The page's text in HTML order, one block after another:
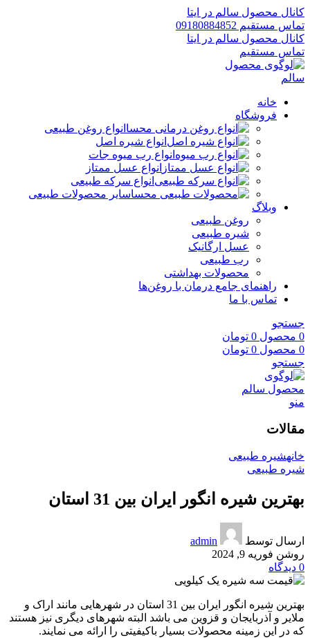
کانال محصول سالم در ایتا
تماس مستقیم 09180884852
کانال محصول سالم در ایتا
تماس مستقیم
خانه
فروشگاه
انواع روغن طبیعی
انواع شیره اصل
انواع رب میوه جات
انواع عسل ممتاز
انواع سرکه طبیعی
سایر محصولات طبیعی
وبلاگ
روغن طبیعی
شیره طبیعی
عسل ارگانیک
رب طبیعی
محصولات بهداشتی
راهنمای جامع درمان با روغن‌ها
تماس با ما
جستجو
0 محصول 0 تومان
0 محصول 0 تومان
جستجو
منو
مقالات
خانهشیره طبیعی
شیره طبیعی
بهترین شیره انگور ایران بین 31 استان
ارسال توسط
admin
روشن فوریه 9, 2024
0 دیدگاه
بهترین شیره انگور ایران بین 31 استان در شهرهایی مانند اراک و
ملایر و آذربایجان و قزوین می باشد البته شهرهای دیگری نیز هستند
که در این زمینه محصولات بسیار باکیفیتی را ارائه می نمایند.